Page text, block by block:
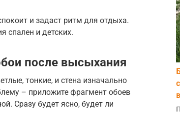
и задаст ритм для отдыха.
спален и детских.
после высыхания
тонкие, и стена изначально
– приложите фрагмент обоев
Сразу будет ясно, будет ли